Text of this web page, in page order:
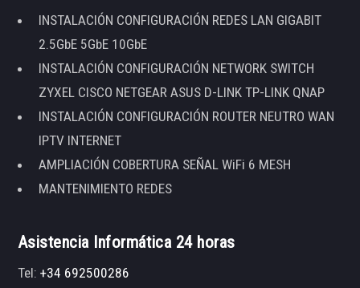
INSTALACIÓN CONFIGURACIÓN REDES LAN GIGABIT
2.5GbE 5GbE 10GbE
INSTALACIÓN CONFIGURACIÓN NETWORK SWITCH
ZYXEL CISCO NETGEAR ASUS D-LINK TP-LINK QNAP
INSTALACIÓN CONFIGURACIÓN ROUTER NEUTRO WAN
IPTV INTERNET
AMPLIACIÓN COBERTURA SEÑAL WiFi 6 MESH
MANTENIMIENTO REDES
Asistencia Informática 24 horas
Tel:+34 692500286